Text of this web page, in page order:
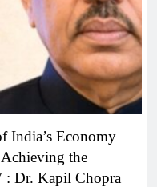
India’s Economy
the
: Dr. Kapil Chopra